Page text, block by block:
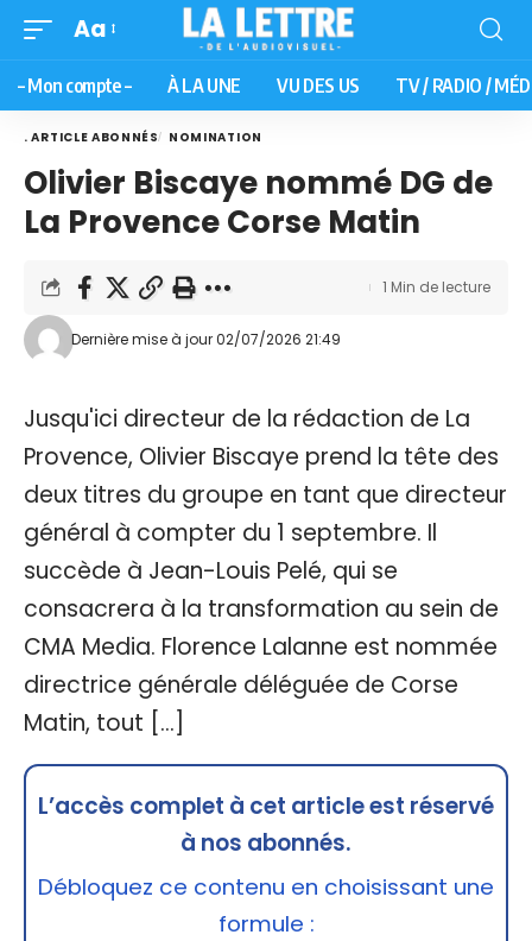
Aa
– Mon compte – À LA UNE VU DES US TV / RADIO /
. ARTICLE ABONNÉS NOMINATION
Olivier Biscaye nommé DG de
La Provence Corse Matin
Dernière mise à jour 02/07/2026 21:49
1 Min de lecture
Jusqu'ici directeur de la rédaction de La
Provence, Olivier Biscaye prend la tête des
deux titres du groupe en tant que directeur
général à compter du 1 septembre. Il
succède à Jean-Louis Pelé, qui se
consacrera à la transformation au sein de
CMA Media. Florence Lalanne est nommée
directrice générale déléguée de Corse
Matin, tout […]
L’accès complet à cet article est réservé
à nos abonnés.
Débloquez ce contenu en choisissant une
formule :